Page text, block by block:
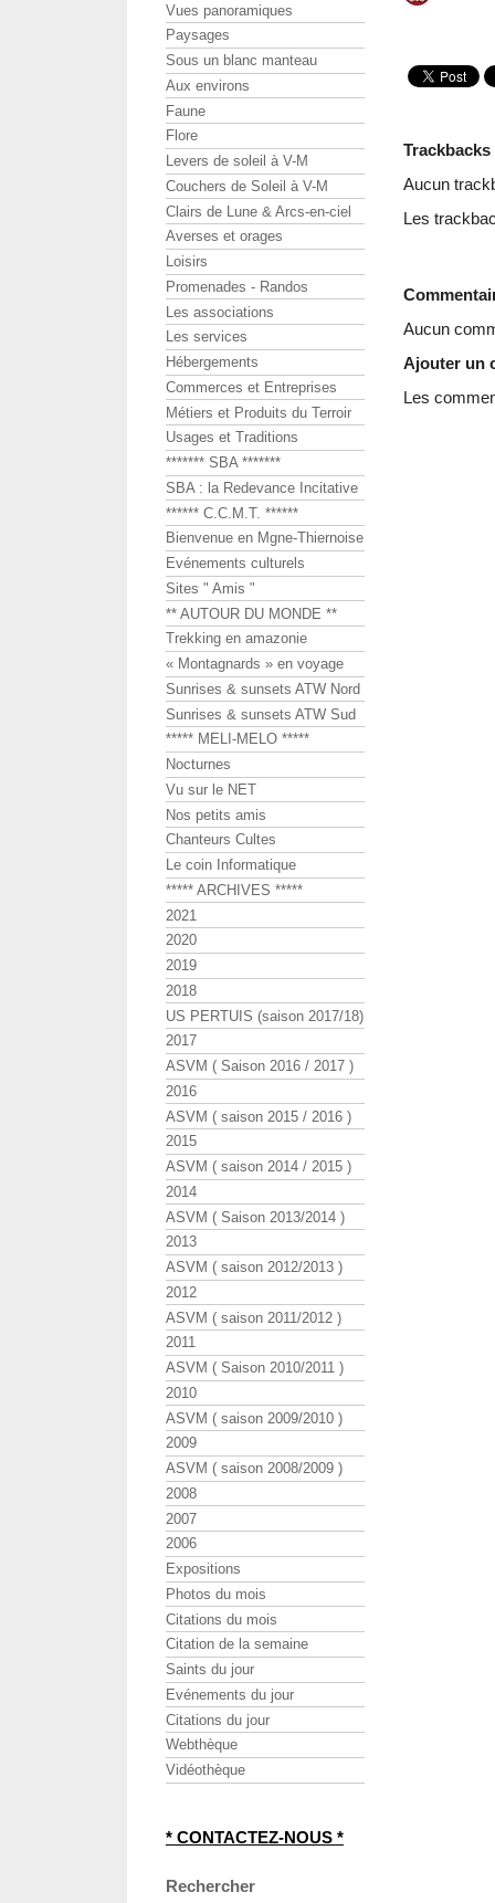
Trackbacks
Aucun
Les
Aucun
Ajouter un
Les
Vues panoramiques
Paysages
Sous un blanc manteau
Aux environs
Faune
Flore
Levers de soleil à V-M
Couchers de Soleil à V-M
Clairs de Lune & Arcs-en-ciel
Averses et orages
Loisirs
Promenades - Randos
Les associations
Les services
Hébergements
Commerces et Entreprises
Métiers et Produits du Terroir
Usages et Traditions
******* SBA *******
SBA : la Redevance Incitative
****** C.C.M.T. ******
Bienvenue en Mgne-Thiernoise
Evénements culturels
Sites " Amis "
** AUTOUR DU MONDE **
Trekking en amazonie
« Montagnards » en voyage
Sunrises & sunsets ATW Nord
Sunrises & sunsets ATW Sud
***** MELI-MELO *****
Nocturnes
Vu sur le NET
Nos petits amis
Chanteurs Cultes
Le coin Informatique
***** ARCHIVES *****
2021
2020
2019
2018
US PERTUIS (saison 2017/18)
2017
ASVM ( Saison 2016 / 2017 )
2016
ASVM ( saison 2015 / 2016 )
2015
ASVM ( saison 2014 / 2015 )
2014
ASVM ( Saison 2013/2014 )
2013
ASVM ( saison 2012/2013 )
2012
ASVM ( saison 2011/2012 )
2011
ASVM ( Saison 2010/2011 )
2010
ASVM ( saison 2009/2010 )
2009
ASVM ( saison 2008/2009 )
2008
2007
2006
Expositions
Photos du mois
Citations du mois
Citation de la semaine
Saints du jour
Evénements du jour
Citations du jour
Webthèque
Vidéothèque
* CONTACTEZ-NOUS *
Rechercher